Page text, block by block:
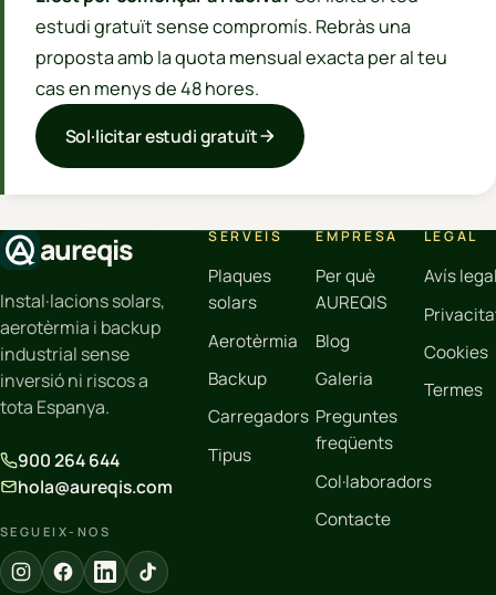
estudi gratuït sense compromís. Rebràs una
proposta amb la quota mensual exacta per al teu
cas en menys de 48 hores.
Sol·licitar estudi gratuït
aureqis
Instal·lacions solars,
aerotèrmia i backup
industrial sense
inversió ni riscos a
tota Espanya.
900 264 644
hola@aureqis.com
SEGUEIX-NOS
SERVEIS
Plaques
solars
Aerotèrmia
Backup
Carregadors
Tipus
EMPRESA
Per què
AUREQIS
Blog
Galeria
Preguntes
freqüents
Col·laboradors
Contacte
LEGAL
Avís
Cookies
Termes